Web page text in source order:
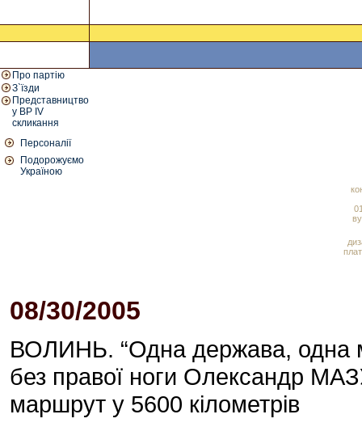
Про партію
З`їзди
Представництво
у ВР IV
скликання
Персоналії
Подорожуємо
Україною
08/30/2005
ВОЛИНЬ. “Одна держава, одна
без правої ноги Олександр
маршрут у 5600 кілометрів